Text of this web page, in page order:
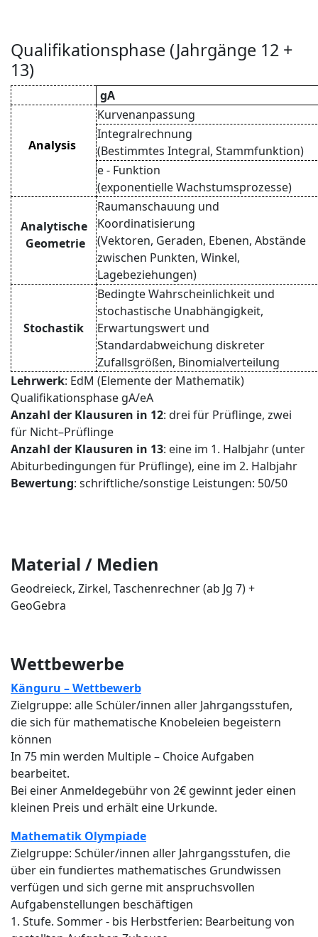
Qualifikationsphase (Jahrgänge 12 +
13)
gA
Analysis
Kurvenanpassung
Integralrechnung
(Bestimmtes Integral, Stammfunktion)
e - Funktion
(exponentielle Wachstumsprozesse)
Analytische
Geometrie
Raumanschauung und
Koordinatisierung
(Vektoren, Geraden, Ebenen, Abstände
zwischen Punkten, Winkel,
Lagebeziehungen)
Stochastik
Bedingte Wahrscheinlichkeit und
stochastische Unabhängigkeit,
Erwartungswert und
Standardabweichung diskreter
Zufallsgrößen, Binomialverteilung
Lehrwerk: EdM (Elemente der Mathematik)
Qualifikationsphase gA/eA
Anzahl der Klausuren in 12: drei für Prüflinge, zwei
für Nicht–Prüflinge
Anzahl der Klausuren in 13: eine im 1. Halbjahr (unter
Abiturbedingungen für Prüflinge), eine im 2. Halbjahr
Bewertung: schriftliche/sonstige Leistungen: 50/50
Material / Medien
Geodreieck, Zirkel, Taschenrechner (ab Jg 7) +
GeoGebra
Wettbewerbe
Känguru – Wettbewerb
Zielgruppe: alle Schüler/innen aller Jahrgangsstufen,
die sich für mathematische Knobeleien begeistern
können
In 75 min werden Multiple – Choice Aufgaben
bearbeitet.
Bei einer Anmeldegebühr von 2€ gewinnt jeder einen
kleinen Preis und erhält eine Urkunde.
Mathematik Olympiade
Zielgruppe: Schüler/innen aller Jahrgangsstufen, die
über ein fundiertes mathematisches Grundwissen
verfügen und sich gerne mit anspruchsvollen
Aufgabenstellungen beschäftigen
1. Stufe. Sommer - bis Herbstferien: Bearbeitung von